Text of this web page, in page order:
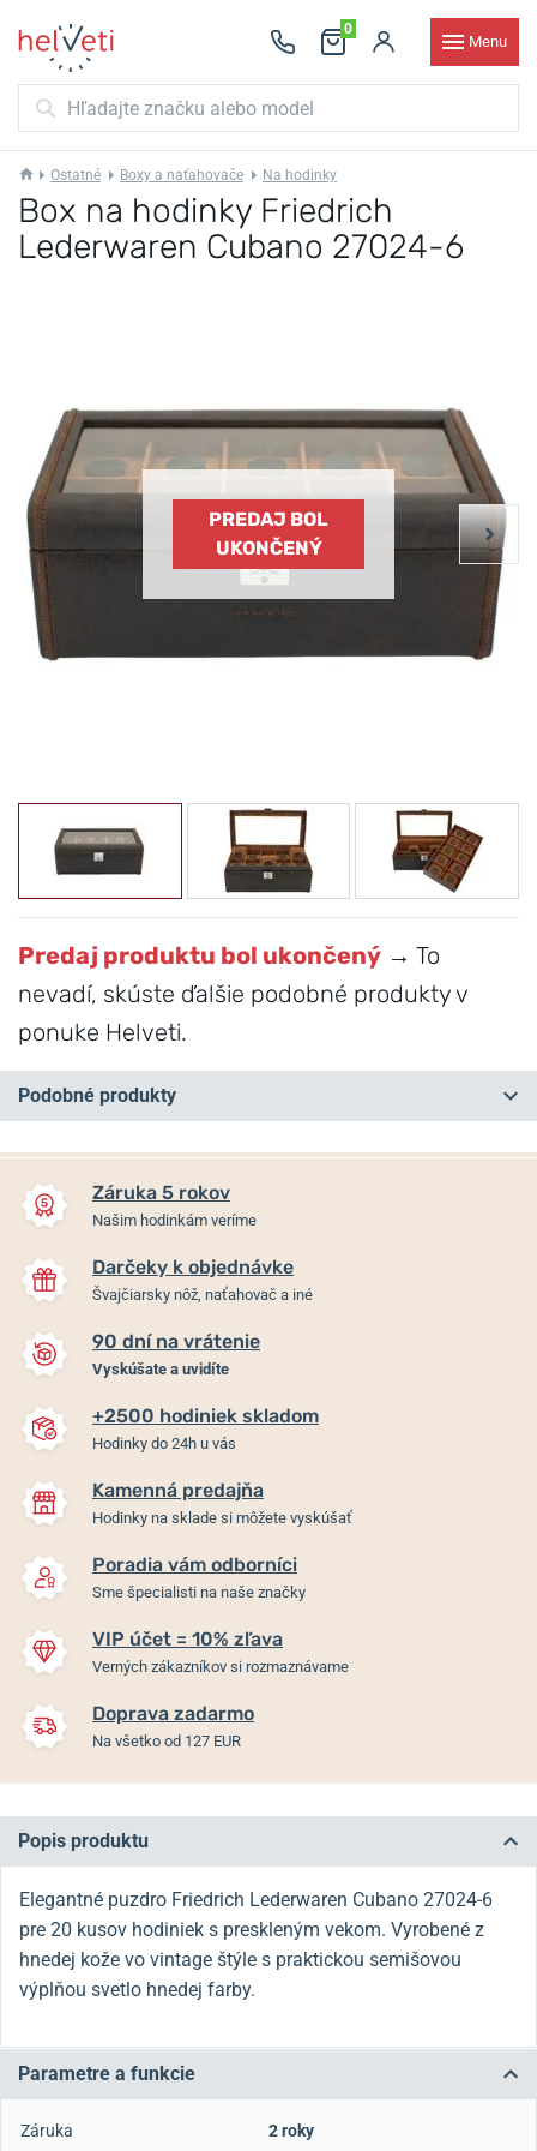
0
Menu
Ostatné Boxy a naťahovače Na hodinky
Box na hodinky Friedrich
Lederwaren Cubano 27024-6
PREDAJ BOL
UKONČENÝ
Predaj produktu bol ukončený → To
nevadí, skúste ďalšie podobné produkty v
ponuke Helveti.
Podobné produkty
Puzdro hodiniek Helveti
Donut
Skladom
12 €
Záruka 5 rokov
Našim hodinkám veríme
Darčeky k objednávke
Švajčiarsky nôž, naťahovač a iné
90 dní na vrátenie
Vyskúšate a uvidíte
+2500 hodiniek skladom
Hodinky do 24h u vás
Kamenná predajňa
Hodinky na sklade si môžete vyskúšať
Poradia vám odborníci
Sme špecialisti na naše značky
VIP účet = 10% zľava
Verných zákazníkov si rozmaznávame
Doprava zadarmo
Na všetko od 127 EUR
Popis produktu
Elegantné puzdro Friedrich Lederwaren Cubano 27024-6
pre 20 kusov hodiniek s preskleným vekom. Vyrobené z
hnedej kože vo vintage štýle s praktickou semišovou
výplňou svetlo hnedej farby.
Parametre a funkcie
Záruka 2 roky